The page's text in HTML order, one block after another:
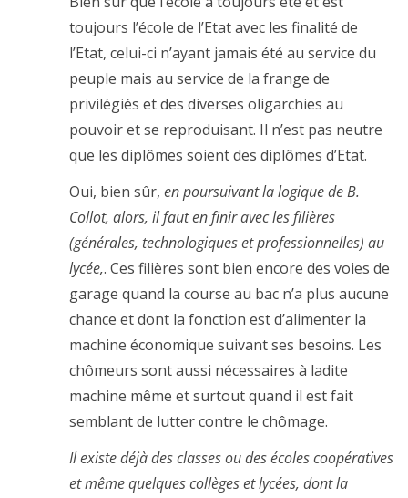
toujours l’école de l’Etat avec les finalité de
l’Etat, celui-ci n’ayant jamais été au service du
peuple mais au service de la frange de
privilégiés et des diverses oligarchies au
pouvoir et se reproduisant. Il n’est pas neutre
que les diplômes soient des diplômes d’Etat.
Oui, bien sûr, en poursuivant la logique de B.
Collot, alors, il faut en finir avec les filières
(générales, technologiques et professionnelles) au
lycée,. Ces filières sont bien encore des voies de
garage quand la course au bac n’a plus aucune
chance et dont la fonction est d’alimenter la
machine économique suivant ses besoins. Les
chômeurs sont aussi nécessaires à ladite
machine même et surtout quand il est fait
semblant de lutter contre le chômage.
Il existe déjà des classes ou des écoles coopératives
et même quelques collèges et lycées, dont la